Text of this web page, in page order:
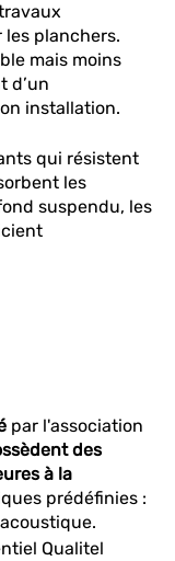
planchers.
mais moins
d’un
installation.
qui résistent
les
suspendu, les
par l'association
des
à la
prédéfinies :
Qualitel